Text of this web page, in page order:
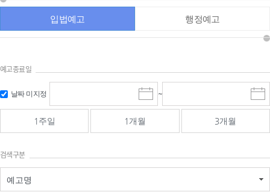
입법예고 행정예고
예고종료일
날짜 미지정
시
작
일
선
~
종
료
선
1주일 1개월 3개월
검색구분
예고명